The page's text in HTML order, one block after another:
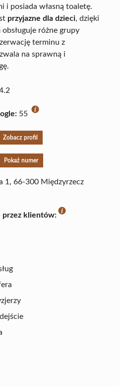
i posiada własną toaletę.
przyjazne dla dzieci, dzięki
różne grupy
terminu z
na sprawną i
55
Zobacz profil
Pokaż numer
1, 66-300 Międzyrzecz
przez klientów: